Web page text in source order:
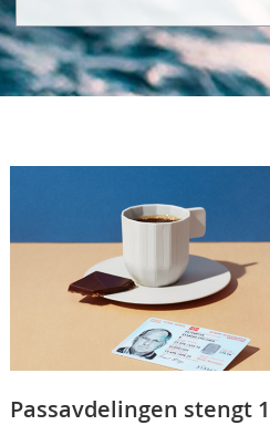
Passavdelingen